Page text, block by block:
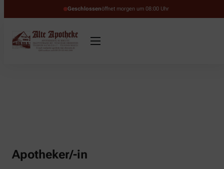
Geschlossenöffnet morgen um 08:00 Uhr
Apotheker/-in